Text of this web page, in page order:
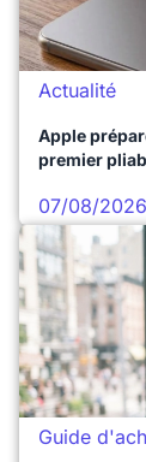
Actualité
Apple
premier
07/08/2026
Guide